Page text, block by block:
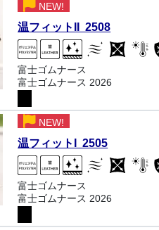
NEW!
温フィットII 2508
富士ゴムナース
富士ゴムナース 2026
NEW!
温フィットI 2505
富士ゴムナース
富士ゴムナース 2026